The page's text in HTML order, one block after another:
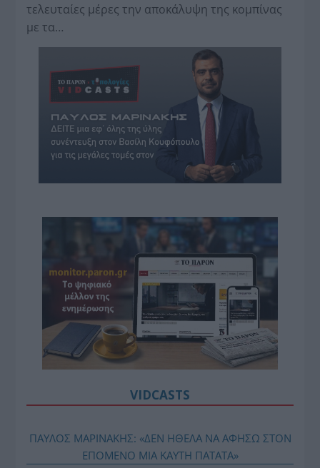
τελευταίες μέρες την αποκάλυψη της κο­μπίνας
με τα…
VIDCASTS
ΠΑΥΛΟΣ ΜΑΡΙΝΑΚΗΣ: «ΔΕΝ ΗΘΕΛΑ ΝΑ ΑΦΗΣΩ ΣΤΟΝ
ΕΠΟΜΕΝΟ ΜΙΑ ΚΑΥΤΗ ΠΑΤΑΤΑ»